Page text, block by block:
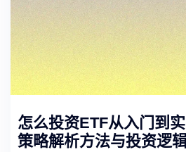
怎么投资ETF从入门到
策略解析方法与投资逻